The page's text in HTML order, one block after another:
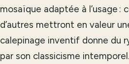
mosaïque adaptée à l’usage
d’autres mettront en valeur
calepinage inventif donne du
par son classicisme